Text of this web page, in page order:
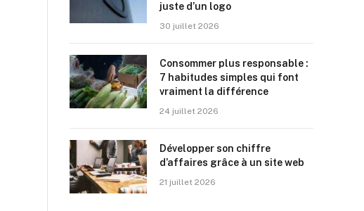
juste d’un logo
30 juillet 2026
Consommer plus responsable :
7 habitudes simples qui font
vraiment la différence
24 juillet 2026
Développer son chiffre
d’affaires grâce à un site web
21 juillet 2026